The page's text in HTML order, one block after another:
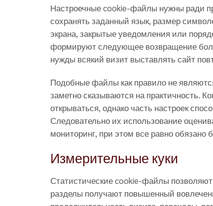
Настроечные cookie-файлы нужны ради
сохранять заданный язык, размер
экрана, закрытые уведомления или
формируют следующее возвращение
нужды всякий визит выставлять сайт
Подобные файлы как правило не
заметно сказываются на практичность.
открываться, однако часть настроек
Следовательно их использование
мониторинг, при этом все равно
Измерительные куки
Статистические cookie-файлы позволяют
разделы получают повышенный